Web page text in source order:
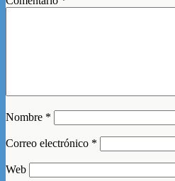
Nombre *
Correo electrónico *
Web